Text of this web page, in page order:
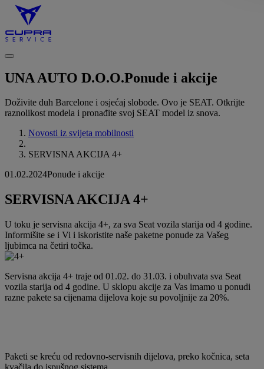
UNA AUTO D.O.O.Ponude i akcije
Doživite duh Barcelone i osjećaj slobode. Ovo je SEAT. Otkrijte
raznolikost modela i pronađite svoj SEAT model iz snova.
Novosti iz svijeta mobilnosti
SERVISNA AKCIJA 4+
01.02.2024Ponude i akcije
SERVISNA AKCIJA 4+
U toku je servisna akcija 4+, za sva Seat vozila starija od 4 godine.
Informišite se i Vi i iskoristite naše paketne ponude za Vašeg
ljubimca na četiri točka.
Servisna akcija 4+ traje od 01.02. do 31.03. i obuhvata sva Seat
vozila starija od 4 godine. U sklopu akcije za Vas imamo u ponudi
razne pakete sa cijenama dijelova koje su povoljnije za 20%.
Paketi se kreću od redovno-servisnih dijelova, preko kočnica, seta